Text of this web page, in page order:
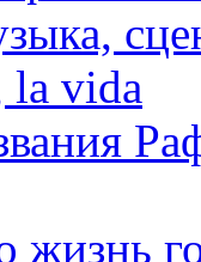
la vida
жизнь